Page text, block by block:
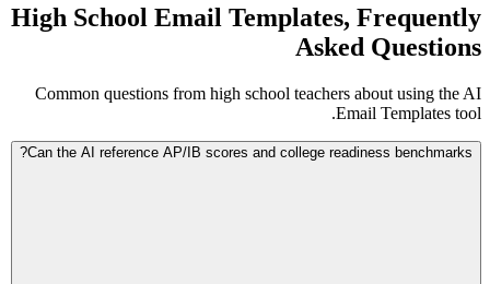
High School Email Templates, Frequently
Asked Questions
Common questions from high school teachers about using the AI
Email Templates tool.
Can the AI reference AP/IB scores and college readiness benchmarks?